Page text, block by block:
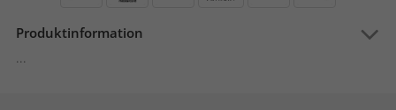
Produktinformation
...